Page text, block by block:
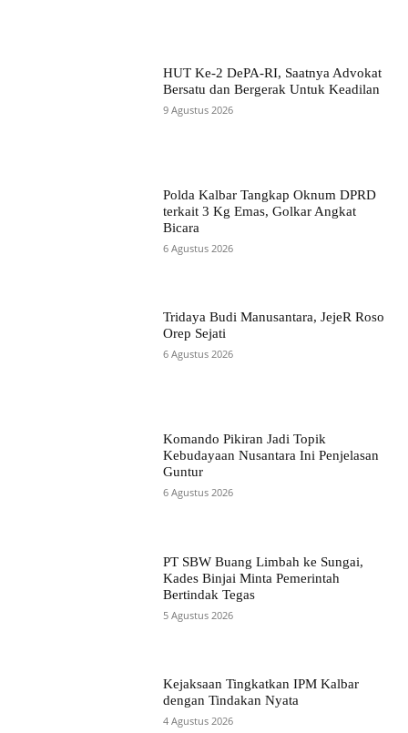
HUT Ke-2 DePA-RI, Saatnya Advokat
Bersatu dan Bergerak Untuk Keadilan
9 Agustus 2026
Polda Kalbar Tangkap Oknum DPRD
terkait 3 Kg Emas, Golkar Angkat
Bicara
6 Agustus 2026
Tridaya Budi Manusantara, JejeR Roso
Orep Sejati
6 Agustus 2026
Komando Pikiran Jadi Topik
Kebudayaan Nusantara Ini Penjelasan
Guntur
6 Agustus 2026
PT SBW Buang Limbah ke Sungai,
Kades Binjai Minta Pemerintah
Bertindak Tegas
5 Agustus 2026
Kejaksaan Tingkatkan IPM Kalbar
dengan Tindakan Nyata
4 Agustus 2026